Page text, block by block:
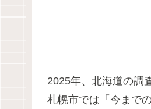
2025年、北海道の調
札幌市では「今まで